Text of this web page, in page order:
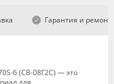
Гарантия и ремонт
6 (СВ-08Г2С) — это
для